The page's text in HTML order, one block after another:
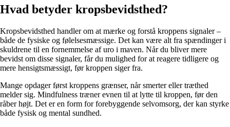
Hvad betyder kropsbevidsthed?
Kropsbevidsthed handler om at mærke og forstå kroppens signaler –
både de fysiske og følelsesmæssige. Det kan være alt fra spændinger i
skuldrene til en fornemmelse af uro i maven. Når du bliver mere
bevidst om disse signaler, får du mulighed for at reagere tidligere og
mere hensigtsmæssigt, før kroppen siger fra.
Mange opdager først kroppens grænser, når smerter eller træthed
melder sig. Mindfulness træner evnen til at lytte til kroppen, før den
råber højt. Det er en form for forebyggende selvomsorg, der kan styrke
både fysisk og mental sundhed.